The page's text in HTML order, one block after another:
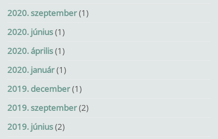
2020. szeptember(1)
2020. június(1)
2020. április(1)
2020. január(1)
2019. december(1)
2019. szeptember(2)
2019. június(2)